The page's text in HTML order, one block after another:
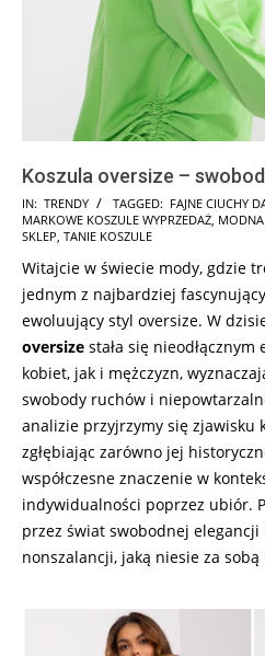
Koszula oversize –
2025-
05-
IN: TRENDY TAGGED: FAJNE CIUCHY
MARKOWE KOSZULE WYPRZEDAŻ,
SKLEP, TANIE KOSZULE
Witajcie w świecie mody, gdzie
jednym z najbardziej
ewoluujący styl oversize. W
oversize stała się
kobiet, jak i mężczyzn,
swobody ruchów i
analizie przyjrzymy się zjawisku
zgłębiając zarówno jej
współczesne znaczenie w
indywidualności poprzez ubiór.
przez świat swobodnej
nonszalancji, jaką niesie za